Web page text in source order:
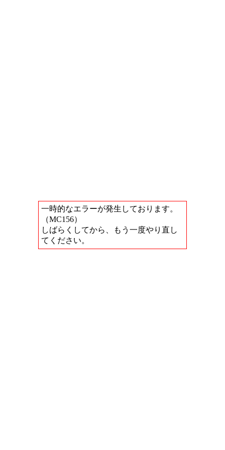
一時的なエラーが発生しております。
（MC156）
しばらくしてから、もう一度やり直し
てください。